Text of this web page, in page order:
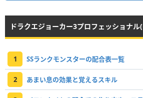
ドラクエジョーカー3プロフェッショナ
1 SSランクモンスターの配合表一覧
2 あまい息の効果と覚えるスキル